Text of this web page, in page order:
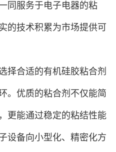
同服务于电子电器的粘
的技术积累为市场提供可
择合适的有机硅胶粘合剂
。优质的粘合剂不仅能简
更能通过稳定的粘结性能
设备向小型化、精密化方